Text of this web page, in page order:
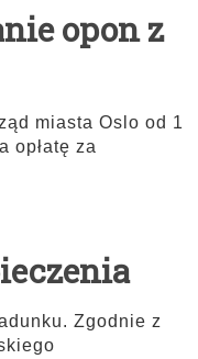
opon z
miasta Oslo od 1
opłatę za
Zgodnie z